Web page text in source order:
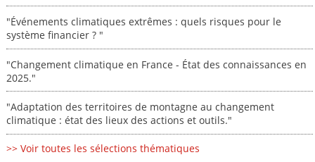
"Événements climatiques extrêmes : quels risques pour le
système financier ? "
"Changement climatique en France - État des connaissances en
2025."
"Adaptation des territoires de montagne au changement
climatique : état des lieux des actions et outils."
>> Voir toutes les sélections thématiques